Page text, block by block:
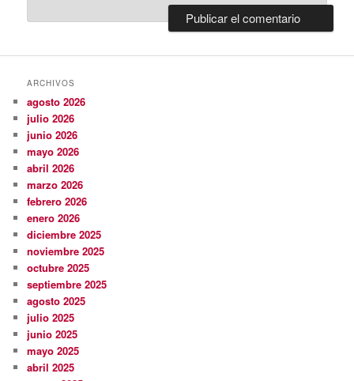
ARCHIVOS
agosto 2026
julio 2026
junio 2026
mayo 2026
abril 2026
marzo 2026
febrero 2026
enero 2026
diciembre 2025
noviembre 2025
octubre 2025
septiembre 2025
agosto 2025
julio 2025
junio 2025
mayo 2025
abril 2025